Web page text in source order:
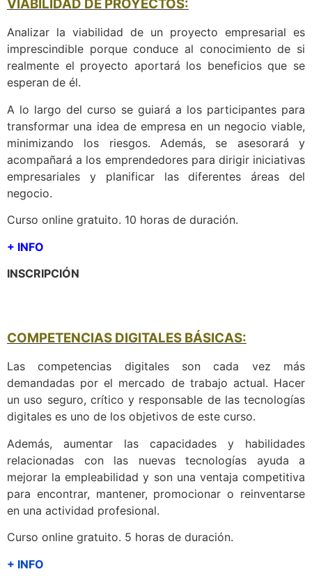
VIABILIDAD DE PROYECTOS:
Analizar la viabilidad de un proyecto empresarial es
imprescindible porque conduce al conocimiento de si
realmente el proyecto aportará los beneficios que se
esperan de él.
A lo largo del curso se guiará a los participantes para
transformar una idea de empresa en un negocio viable,
minimizando los riesgos. Además, se asesorará y
acompañará a los emprendedores para dirigir iniciativas
empresariales y planificar las diferentes áreas del
negocio.
Curso online gratuito. 10 horas de duración.
+ INFO
INSCRIPCIÓN
COMPETENCIAS DIGITALES BÁSICAS:
Las competencias digitales son cada vez más
demandadas por el mercado de trabajo actual. Hacer
un uso seguro, crítico y responsable de las tecnologías
digitales es uno de los objetivos de este curso.
Además, aumentar las capacidades y habilidades
relacionadas con las nuevas tecnologías ayuda a
mejorar la empleabilidad y son una ventaja competitiva
para encontrar, mantener, promocionar o reinventarse
en una actividad profesional.
Curso online gratuito. 5 horas de duración.
+ INFO